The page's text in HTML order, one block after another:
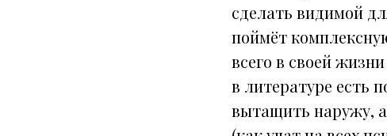
сделать видимой
поймёт
всего в своей
в литературе есть
вытащить наружу, а